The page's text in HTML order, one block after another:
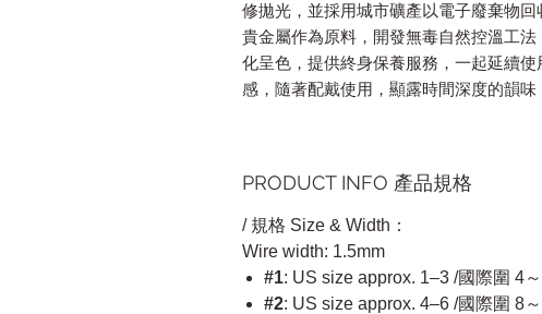
修拋光，並採用城市礦產以電子廢棄物
貴金屬作為原料，開發無毒自然控溫工
化呈色，提供終身保養服務，一起延續
感，隨著配戴使用，顯露時間深度的韻味
PRODUCT INFO 產品規格
/ 規格 Size & Width：
Wire width: 1.5mm
#1: US size approx. 1–3 /國際圍 4
#2: US size approx. 4–6 /國際圍 8